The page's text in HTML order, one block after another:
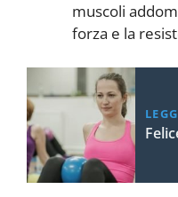
muscoli
forza e la